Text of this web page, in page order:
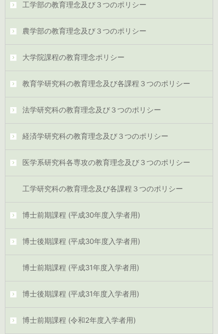
工学部の教育理念及び３つのポリシー
農学部の教育理念及び３つのポリシー
大学院課程の教育理念ポリシー
教育学研究科の教育理念及び各課程３つのポリシー
法学研究科の教育理念及び３つのポリシー
経済学研究科の教育理念及び３つのポリシー
医学系研究科各専攻の教育理念及び３つのポリシー
工学研究科の教育理念及び各課程３つのポリシー
博士前期課程 (平成30年度入学者用)
博士後期課程 (平成30年度入学者用)
博士前期課程 (平成31年度入学者用)
博士後期課程 (平成31年度入学者用)
博士前期課程 (令和2年度入学者用)